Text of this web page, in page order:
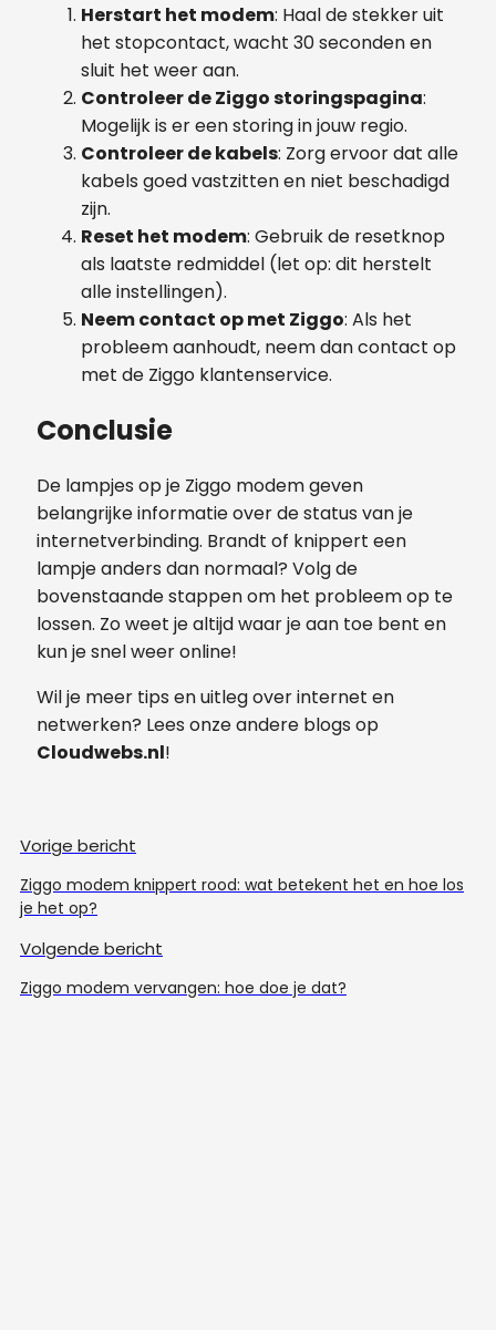
Herstart het modem: Haal de stekker uit
het stopcontact, wacht 30 seconden en
sluit het weer aan.
Controleer de Ziggo storingspagina:
Mogelijk is er een storing in jouw regio.
Controleer de kabels: Zorg ervoor dat alle
kabels goed vastzitten en niet beschadigd
zijn.
Reset het modem: Gebruik de resetknop
als laatste redmiddel (let op: dit herstelt
alle instellingen).
Neem contact op met Ziggo: Als het
probleem aanhoudt, neem dan contact op
met de Ziggo klantenservice.
Conclusie
De lampjes op je Ziggo modem geven
belangrijke informatie over de status van je
internetverbinding. Brandt of knippert een
lampje anders dan normaal? Volg de
bovenstaande stappen om het probleem op te
lossen. Zo weet je altijd waar je aan toe bent en
kun je snel weer online!
Wil je meer tips en uitleg over internet en
netwerken? Lees onze andere blogs op
Cloudwebs.nl!
Vorige bericht
Ziggo modem knippert rood: wat betekent het en hoe los
je het op?
Volgende bericht
Ziggo modem vervangen: hoe doe je dat?